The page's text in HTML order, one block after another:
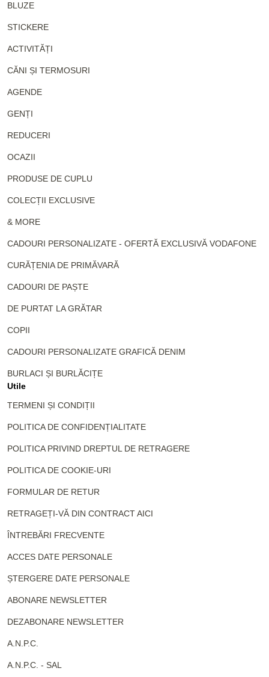
BLUZE
STICKERE
ACTIVITĂȚI
CĂNI ȘI TERMOSURI
AGENDE
GENȚI
REDUCERI
OCAZII
PRODUSE DE CUPLU
COLECȚII EXCLUSIVE
& MORE
CADOURI PERSONALIZATE - OFERTĂ EXCLUSIVĂ VODAFONE
CURĂȚENIA DE PRIMĂVARĂ
CADOURI DE PAȘTE
DE PURTAT LA GRĂTAR
COPII
CADOURI PERSONALIZATE GRAFICĂ DENIM
BURLACI ȘI BURLĂCIȚE
Utile
TERMENI ȘI CONDIȚII
POLITICA DE CONFIDENȚIALITATE
POLITICA PRIVIND DREPTUL DE RETRAGERE
POLITICA DE COOKIE-URI
FORMULAR DE RETUR
RETRAGEȚI-VĂ DIN CONTRACT AICI
ÎNTREBĂRI FRECVENTE
ACCES DATE PERSONALE
ȘTERGERE DATE PERSONALE
ABONARE NEWSLETTER
DEZABONARE NEWSLETTER
A.N.P.C.
A.N.P.C. - SAL